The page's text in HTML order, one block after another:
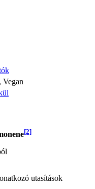
Vegan
[2]
utasítások